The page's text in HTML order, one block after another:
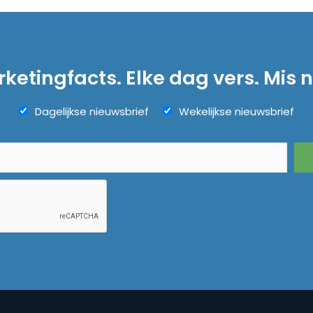
Elke dag vers. Mis
Dagelijkse nieuwsbrief Wekelijkse nieuwsbrief